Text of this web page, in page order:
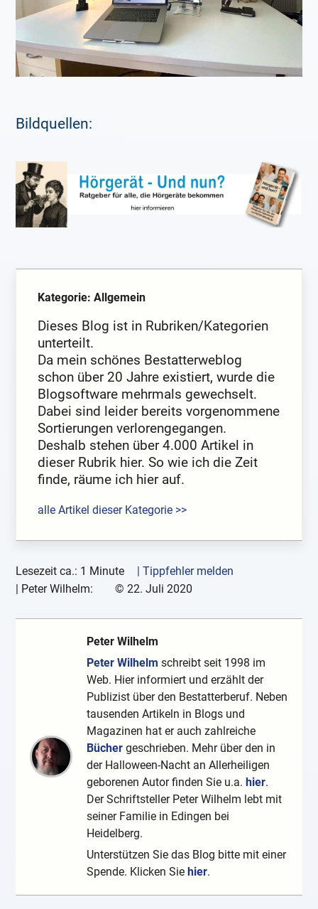
Bildquellen:
Kategorie: Allgemein
Dieses Blog ist in Rubriken/Kategorien
unterteilt.
Da mein schönes Bestatterweblog
schon über 20 Jahre existiert, wurde die
Blogsoftware mehrmals gewechselt.
Dabei sind leider bereits vorgenommene
Sortierungen verlorengegangen.
Deshalb stehen über 4.000 Artikel in
dieser Rubrik hier. So wie ich die Zeit
finde, räume ich hier auf.
alle Artikel dieser Kategorie >>
Lesezeit ca.: 1 Minute
| Tippfehler melden
| Peter Wilhelm: © 22. Juli 2020
Peter Wilhelm
Peter Wilhelm schreibt seit 1998 im
Web. Hier informiert und erzählt der
Publizist über den Bestatterberuf. Neben
tausenden Artikeln in Blogs und
Magazinen hat er auch zahlreiche
Bücher geschrieben. Mehr über den in
der Halloween-Nacht an Allerheiligen
geborenen Autor finden Sie u.a.hier.
Der Schriftsteller Peter Wilhelm lebt mit
seiner Familie in Edingen bei
Heidelberg.
Unterstützen Sie das Blog bitte mit einer
Spende. Klicken Siehier.